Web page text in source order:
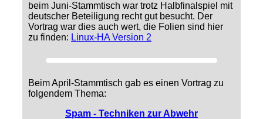
beim Juni-Stammtisch war trotz Halbfinalspiel mit
deutscher Beteiligung recht gut besucht. Der
Vortrag war dies auch wert, die Folien sind hier
zu finden: Linux-HA Version 2
Beim April-Stammtisch gab es einen Vortrag zu
folgendem Thema:
Spam - Techniken zur Abwehr